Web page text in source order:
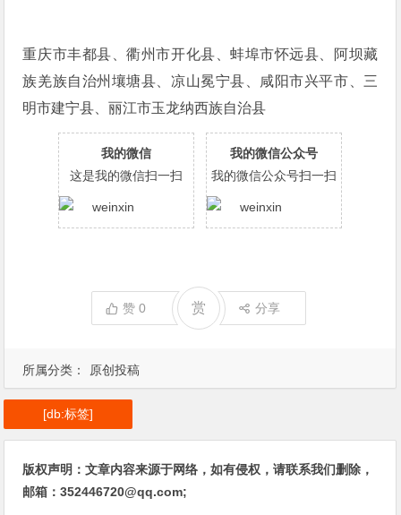
所属分类： 原创投稿
重庆市丰都县、衢州市开化县、蚌埠市怀远县、阿坝藏
族羌族自治州壤塘县、凉山冕宁县、咸阳市兴平市、三
明市建宁县、丽江市玉龙纳西族自治县
我的微信
这是我的微信扫一扫
我的微信公众号
我的微信公众号扫一扫
赞0 赏 分享
[db:标签]
版权声明：文章内容来源于网络，如有侵权，请联系我们删除，
邮箱：352446720@qq.com;